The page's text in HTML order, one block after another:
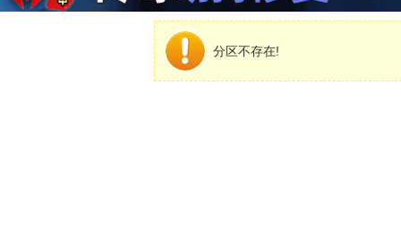
分区不存在!